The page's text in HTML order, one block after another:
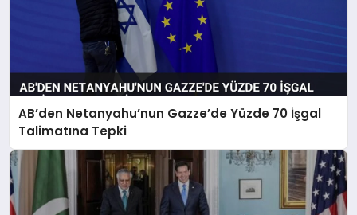
AB’den Netanyahu’nun Gazze’de Yüzde 70 İşgal
Talimatına Tepki